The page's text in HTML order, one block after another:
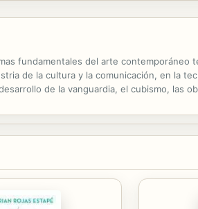
fundamentales del arte
de la cultura y la comunicación, en la
de la vanguardia, el cubismo, las